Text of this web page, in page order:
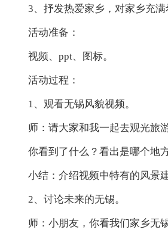
3、抒发热爱家乡，对家乡充满
活动准备：
视频、ppt、图标。
活动过程：
1、观看无锡风貌视频。
师：请大家和我一起去观光旅游
你看到了什么？看出是哪个地
小结：介绍视频中特有的风景建
2、讨论未来的无锡。
师：小朋友，你看我们家乡无